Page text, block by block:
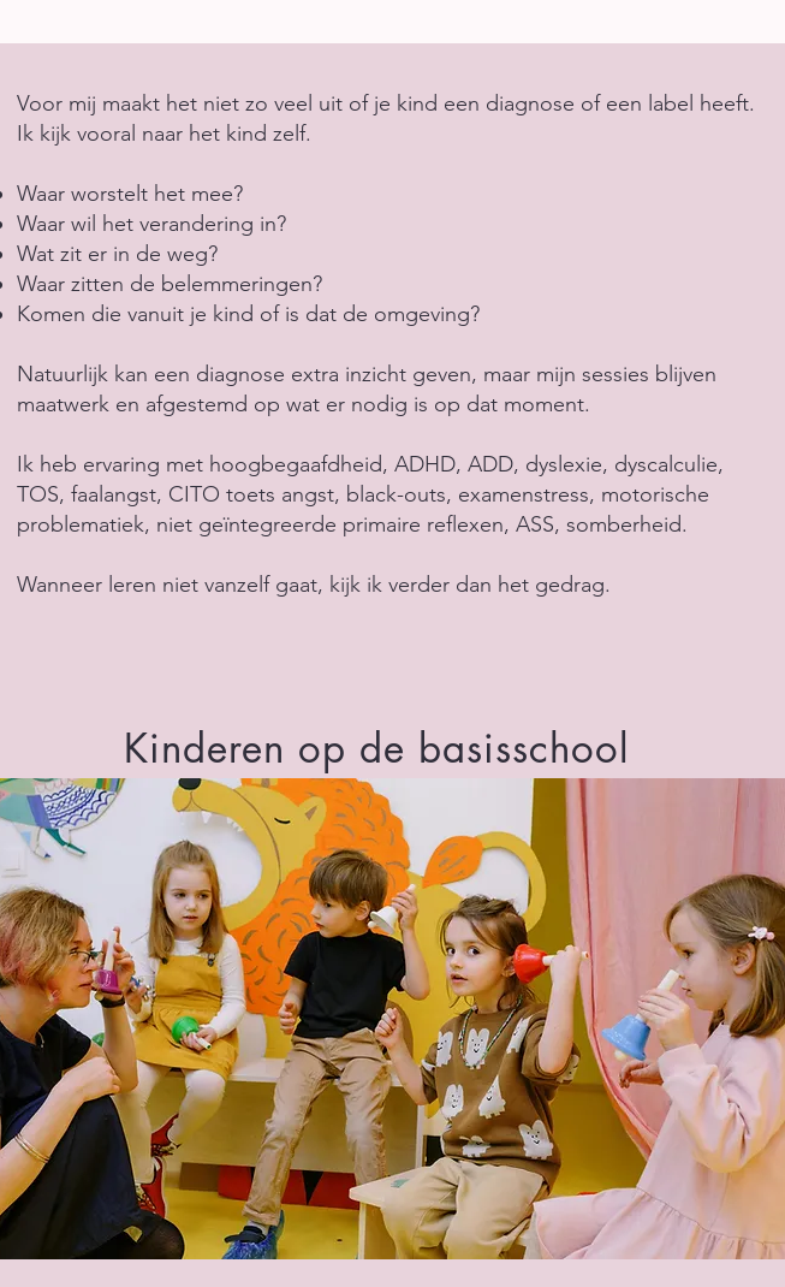
Voor mij maakt het niet zo veel uit of je kind een diagnose of een label heeft.
Ik kijk vooral naar het kind zelf.
Waar worstelt het mee?
Waar wil het verandering in?
Wat zit er in de weg?
Waar zitten de belemmeringen?
Komen die vanuit je kind of is dat de omgeving?
Natuurlijk kan een diagnose extra inzicht geven, maar mijn sessies blijven
maatwerk en afgestemd op wat er nodig is op dat moment.
Ik heb ervaring met hoogbegaafdheid, ADHD, ADD, dyslexie, dyscalculie,
TOS, faalangst, CITO toets angst, black-outs, examenstress, motorische
problematiek, niet geïntegreerde primaire reflexen, ASS, somberheid.
Wanneer leren niet vanzelf gaat, kijk ik verder dan het gedrag.
Kinderen op de basisschool